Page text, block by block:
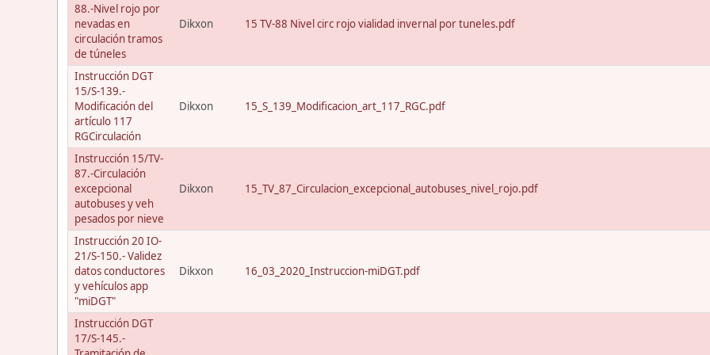
88.-Nivel rojo por
nevadas en
circulación tramos
de túneles
Dikxon 15 TV-88 Nivel circ rojo vialidad invernal por tuneles.pdf
Instrucción DGT
15/S-139.-
Modificación del
artículo 117
RGCirculación
Dikxon 15_S_139_Modificacion_art_117_RGC.pdf
Instrucción 15/TV-
87.-Circulación
excepcional
autobuses y veh
pesados por nieve
Dikxon 15_TV_87_Circulacion_excepcional_autobuses_nivel_rojo.pdf
Instrucción 20 IO-
21/S-150.- Validez
datos conductores
y vehículos app
"miDGT"
Dikxon 16_03_2020_Instruccion-miDGT.pdf
Instrucción DGT
17/S-145.-